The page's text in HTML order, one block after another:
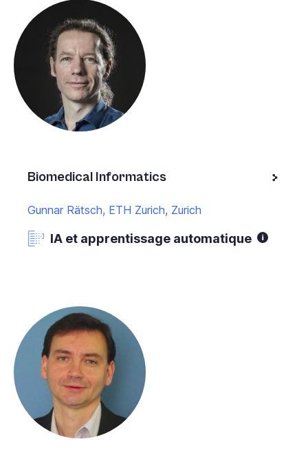
Biomedical Informatics
Gunnar Rätsch, ETH Zurich, Zurich
IA et apprentissage automatique